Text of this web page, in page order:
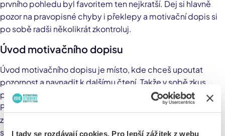
I tady se rozdávají cookies. Pro lepší zážitek z webu
prvního pohledu byl favoritem ten nejkratší. Dej si hlavně
pozor na pravopisné chyby i překlepy a motivační dopis si
po sobě radši několikrát zkontroluj.
Úvod motivačního dopisu
Úvod motivačního dopisu je místo, kde chceš upoutat
pozornost a navnadit k dalšímu čtení. Takže v sobě zkus
probudit spícího kreativce a dát do toho všechny svoje síly.
První věta by měla být neotřelá a hýřit energií, takže
zapomeň na otřepané, obecné fráze. V téhle části dopisu
se představ, objasni, proč píšeš, a napiš, odkud víš o